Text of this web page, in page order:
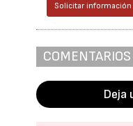
Solicitar información
Deja